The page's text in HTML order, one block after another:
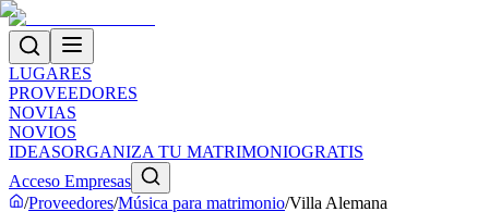
LUGARES
PROVEEDORES
NOVIAS
NOVIOS
IDEASORGANIZA TU MATRIMONIOGRATIS
Acceso Empresas
/Proveedores/Música para matrimonio/Villa Alemana